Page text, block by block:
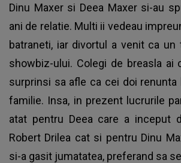
Dinu Maxer si Deea Maxer si-au
ani de relatie. Multi ii vedeau
batraneti, iar divortul a venit ca un
showbiz-ului. Colegi de breasla
surprinsi sa afle ca cei doi
familie. Insa, in prezent lucrurile
atat pentru Deea care a inceput
Robert Drilea cat si pentru Dinu
si-a gasit jumatatea, preferand sa